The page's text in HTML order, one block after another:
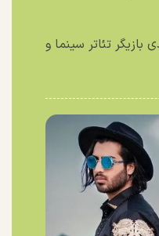
تئاتر سینما و